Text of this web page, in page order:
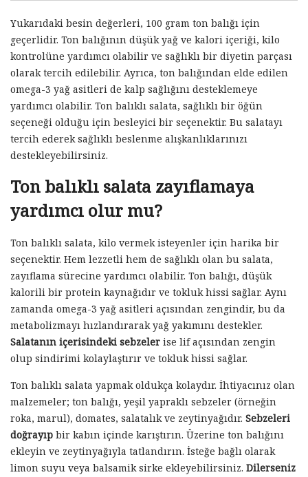
Yukarıdaki besin değerleri, 100 gram ton balığı için
geçerlidir. Ton balığının düşük yağ ve kalori içeriği, kilo
kontrolüne yardımcı olabilir ve sağlıklı bir diyetin parçası
olarak tercih edilebilir. Ayrıca, ton balığından elde edilen
omega-3 yağ asitleri de kalp sağlığını desteklemeye
yardımcı olabilir. Ton balıklı salata, sağlıklı bir öğün
seçeneği olduğu için besleyici bir seçenektir. Bu salatayı
tercih ederek sağlıklı beslenme alışkanlıklarınızı
destekleyebilirsiniz.
Ton balıklı salata zayıflamaya
yardımcı olur mu?
Ton balıklı salata, kilo vermek isteyenler için harika bir
seçenektir. Hem lezzetli hem de sağlıklı olan bu salata,
zayıflama sürecine yardımcı olabilir. Ton balığı, düşük
kalorili bir protein kaynağıdır ve tokluk hissi sağlar. Aynı
zamanda omega-3 yağ asitleri açısından zengindir, bu da
metabolizmayı hızlandırarak yağ yakımını destekler.
Salatanın içerisindeki sebzeler ise lif açısından zengin
olup sindirimi kolaylaştırır ve tokluk hissi sağlar.
Ton balıklı salata yapmak oldukça kolaydır. İhtiyacınız olan
malzemeler; ton balığı, yeşil yapraklı sebzeler (örneğin
roka, marul), domates, salatalık ve zeytinyağıdır. Sebzeleri
doğrayıp bir kabın içinde karıştırın. Üzerine ton balığını
ekleyin ve zeytinyağıyla tatlandırın. İsteğe bağlı olarak
limon suyu veya balsamik sirke ekleyebilirsiniz. Dilerseniz